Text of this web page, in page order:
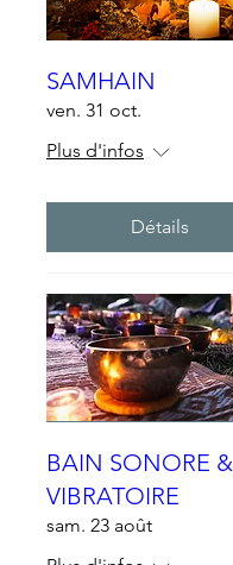
SAMHAIN
ven. 31 oct.
Plus d'infos
Détails
BAIN SONORE &
VIBRATOIRE
sam. 23 août